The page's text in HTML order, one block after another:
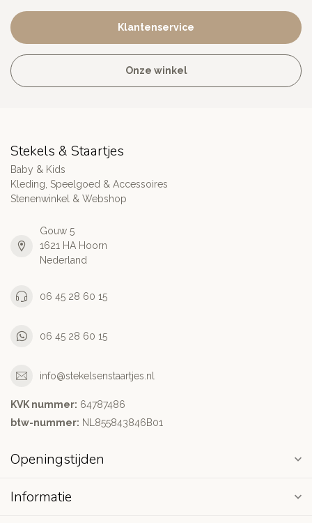
Klantenservice
Onze winkel
Stekels & Staartjes
Baby & Kids
Kleding, Speelgoed & Accessoires
Stenenwinkel & Webshop
Gouw 5
1621 HA Hoorn
Nederland
06 45 28 60 15
06 45 28 60 15
info@stekelsenstaartjes.nl
KVK nummer: 64787486
btw-nummer: NL855843846B01
Openingstijden
Informatie